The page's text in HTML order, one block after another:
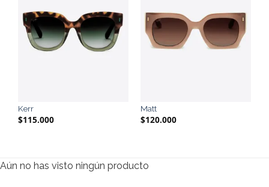
Kerr
$115.000
Matt
$120.000
Aún no has visto ningún producto